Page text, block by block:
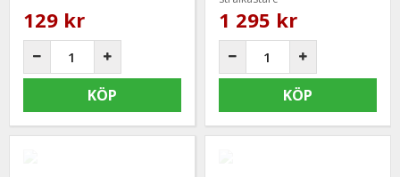
129 kr
KÖP
1 295 kr
KÖP